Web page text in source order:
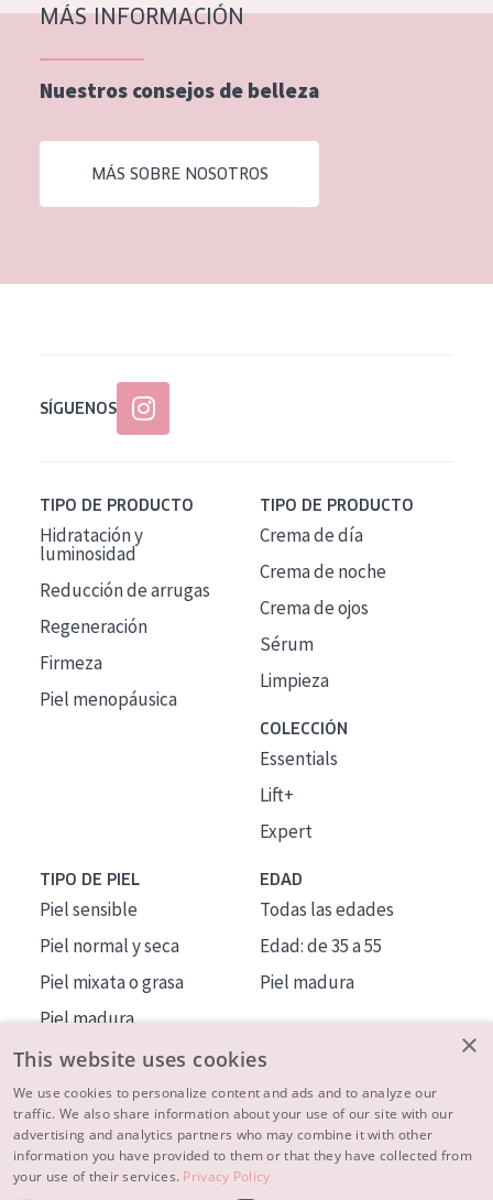
Piel normal y seca
Piel mixata o grasa
Piel madura
Piel expuesta al sol
Piel menopáusica
Todas las edades
MÁS INFORMACIÓN
Nuestros consejos de belleza
MÁS SOBRE NOSOTROS
SÍGUENOS
TIPO DE PRODUCTO
Hidratación y
luminosidad
Reducción de arrugas
Regeneración
Firmeza
Piel menopáusica
TIPO DE PRODUCTO
Crema de día
Crema de noche
Crema de ojos
Sérum
Limpieza
COLECCIÓN
Essentials
Lift+
Expert
TIPO DE PIEL
Piel sensible
Piel normal y seca
Piel mixata o grasa
Piel madura
Piel expuesta al sol
Piel menopáusica
EDAD
Todas las edades
Edad: de 35 a 55
Piel madura
MÁS SOBRE NOSOTROS
INSPIRACIÓN
×
This website uses cookies
We use cookies to personalize content and ads and to analyze our
traffic. We also share information about your use of our site with our
advertising and analytics partners who may combine it with other
information you have provided to them or that they have collected from
your use of their services. Privacy Policy